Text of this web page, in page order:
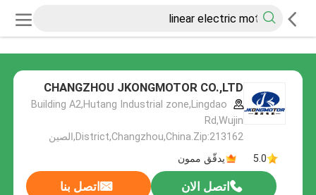
CHANGZHOU JKONGMOTOR CO.,LTD
Building A2,Hutang Industrial zone,Lingdao
Rd,Wujin
District,Changzhou,China.Zip:213162,الصين
5.0
يدقّق ممون
اتصل الان اتصل بنا